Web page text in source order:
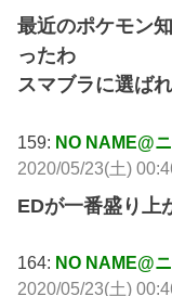
最近のポケモン
ったわ
スマブラに選ば
159: NO NAME@
2020/05/23(土)
EDが一番盛り上
164: NO NAME@
2020/05/23(土)